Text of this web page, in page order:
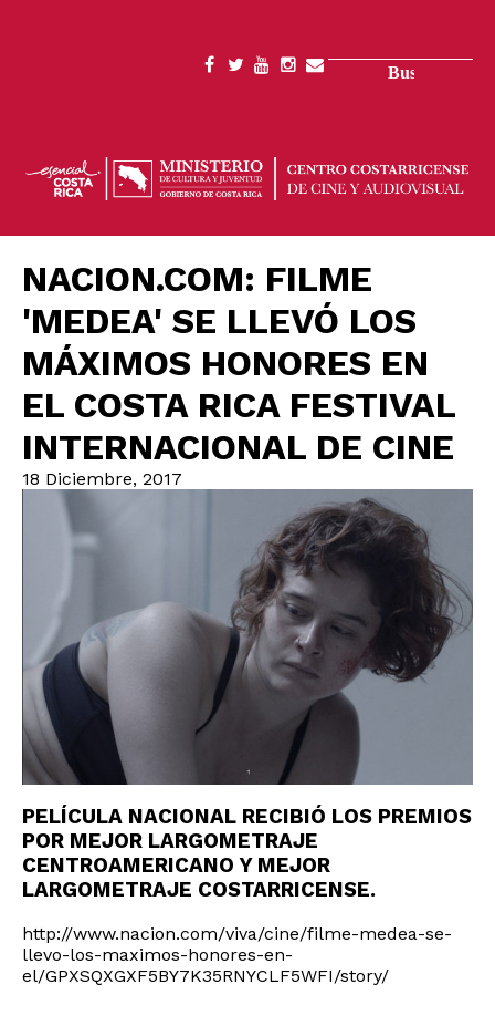
SOCIAL
NACION.COM: FILME
'MEDEA' SE LLEVÓ LOS
MÁXIMOS HONORES EN
EL COSTA RICA FESTIVAL
INTERNACIONAL DE CINE
18 Diciembre, 2017
PELÍCULA NACIONAL RECIBIÓ LOS PREMIOS
POR MEJOR LARGOMETRAJE
CENTROAMERICANO Y MEJOR
LARGOMETRAJE COSTARRICENSE.
http://www.nacion.com/viva/cine/filme-medea-se-
llevo-los-maximos-honores-en-
el/GPXSQXGXF5BY7K35RNYCLF5WFI/story/